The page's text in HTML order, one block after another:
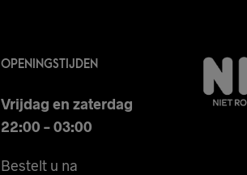
OPENINGSTIJDEN
Vrijdag en zaterdag
22:00 – 03:00
Bestelt u na